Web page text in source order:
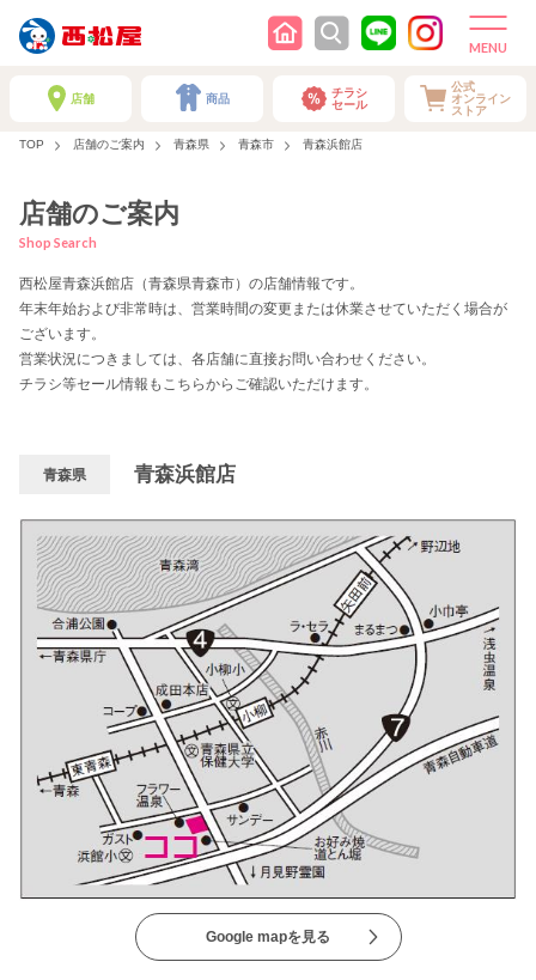
店舗 商品
チラシ
セール
公式
オンライン
ストア
TOP 店舗のご案内 青森県 青森市 青森浜館店
店舗のご案内
Shop Search
西松屋青森浜館店（青森県青森市）の店舗情報です。
年末年始および非常時は、営業時間の変更または休業させていただく場合が
ございます。
営業状況につきましては、各店舗に直接お問い合わせください。
チラシ等セール情報もこちらからご確認いただけます。
青森県 青森浜館店
Google mapを見る